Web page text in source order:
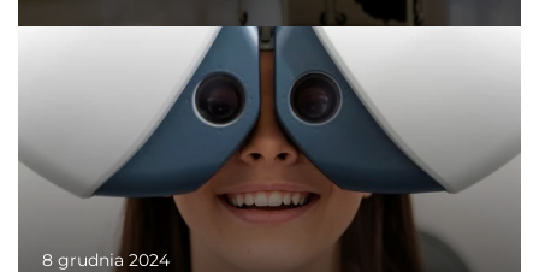
8 grudnia 2024